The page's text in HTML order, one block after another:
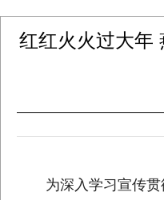
红红火火过大年
为深入学习宣传